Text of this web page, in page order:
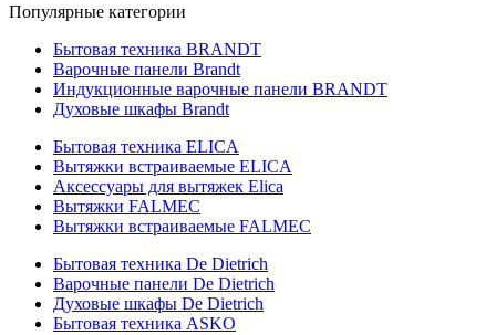
Популярные категории
Бытовая техника BRANDT
Варочные панели Brandt
Индукционные варочные панели BRANDT
Духовые шкафы Brandt
Бытовая техника ELICA
Вытяжки встраиваемые ELICA
Аксессуары для вытяжек Elica
Вытяжки FALMEC
Вытяжки встраиваемые FALMEC
Бытовая техника De Dietrich
Варочные панели De Dietrich
Духовые шкафы De Dietrich
Бытовая техника ASKO